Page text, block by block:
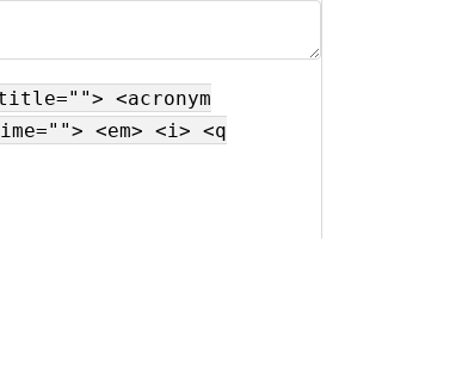
<acronym
<em> <i> <q